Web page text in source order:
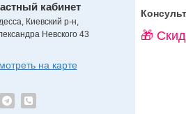
кабинет
Киевский р-н,
Невского 43
на карте
🎁